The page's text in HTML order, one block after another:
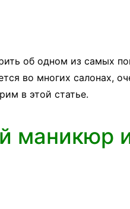
об одном из самых
во многих салонах,
в этой статье.
маникюр